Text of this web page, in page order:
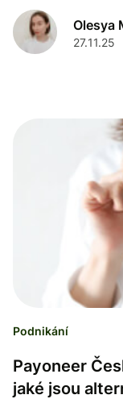
Olesya
27.11.25
Podnikání
Payoneer
jaké jsou